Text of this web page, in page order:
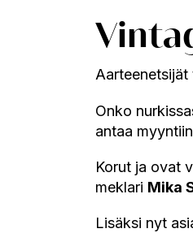
Aarteenetsijät
Onko
antaa
Korut ja ovat
meklari Mika
Lisäksi nyt